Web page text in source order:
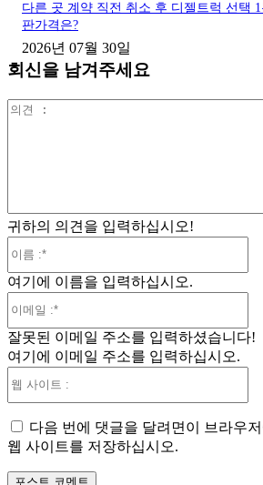
다른 곳 계약 직전 취소 후 디젤트럭 선택
판가격은?
2026년 07월 30일
회신을 남겨주세요
귀하의 의견을 입력하십시오!
여기에 이름을 입력하십시오.
일
잘못된 이메일 주소를 입력하셨습니다!
여기에 이메일 주소를 입력하십시오.
트
다음 번에 댓글을 달려면이 브라우
웹 사이트를 저장하십시오.